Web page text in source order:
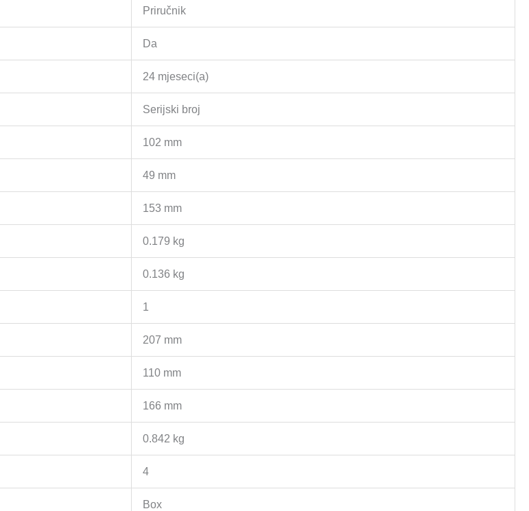
Priručnik
Da
24 mjeseci(a)
Serijski broj
102 mm
49 mm
153 mm
0.179 kg
0.136 kg
1
207 mm
110 mm
166 mm
0.842 kg
4
Box